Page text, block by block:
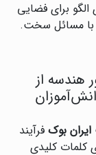
برای فضایی
با مسائل سخت.
هندسه از
بوک فرآیند
کلمات کلیدی